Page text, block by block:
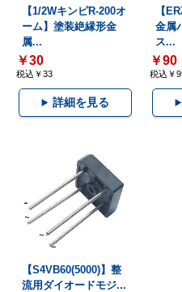
【1/2WキンピR-200オ
ーム】塗装絶縁形金
属...
￥30
税込￥33
詳細を見る
【
金属
ス...
￥90
税込￥
【S4VB60(5000)】整
流用ダイオードモジ...